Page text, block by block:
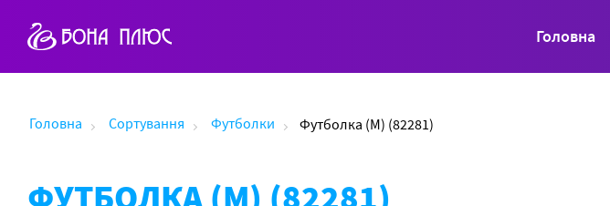
Головна
Головна Сортування Футболки Футболка (M) (82281)